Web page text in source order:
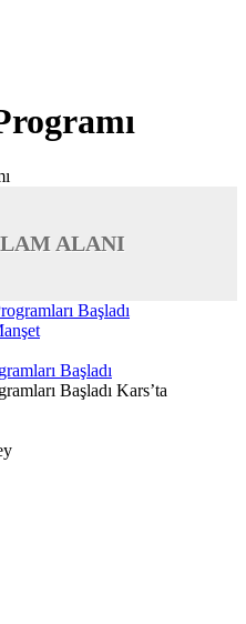
ALANI
Başladı
Başladı Kars’ta